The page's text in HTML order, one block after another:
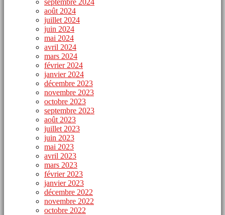
septembre 2024
août 2024
juillet 2024
juin 2024
mai 2024
avril 2024
mars 2024
février 2024
janvier 2024
décembre 2023
novembre 2023
octobre 2023
septembre 2023
août 2023
juillet 2023
juin 2023
mai 2023
avril 2023
mars 2023
février 2023
janvier 2023
décembre 2022
novembre 2022
octobre 2022